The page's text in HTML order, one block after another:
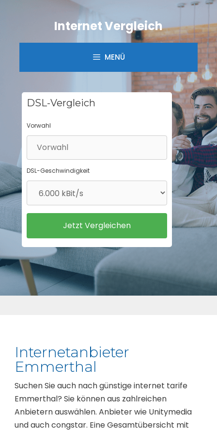
Internet Vergleich
MENÜ
DSL-Vergleich
Vorwahl
DSL-Geschwindigkeit
Internetanbieter
Emmerthal
Suchen Sie auch nach günstige internet tarife
Emmerthal? Sie können aus zahlreichen
Anbietern auswählen. Anbieter wie Unitymedia
und auch congstar. Eine Gesamtübersicht mit